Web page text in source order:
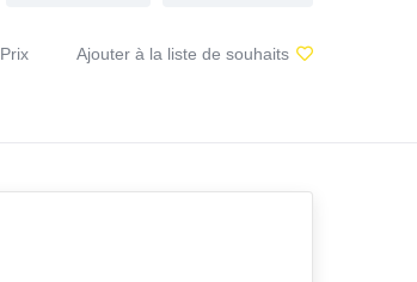
Prix Ajouter à la liste de souhaits